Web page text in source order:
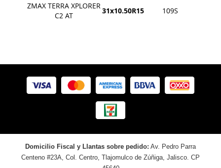
ZMAX TERRA XPLORER
C2 AT
31x10.50R15 109S
Domicilio Fiscal y Llantas sobre pedido: Av. Pedro Parra
Centeno #23A, Col. Centro, Tlajomulco de Zúñiga, Jalisco. CP